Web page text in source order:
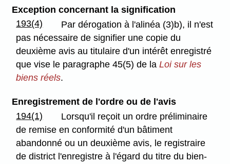
Exception concernant la signification
193(4)
Par dérogation à l'alinéa (3)b), il n'est
pas nécessaire de signifier une copie du
deuxième avis au titulaire d'un intérêt enregistré
que vise le paragraphe 45(5) de laLoi sur les
biens réels.
Enregistrement de l'ordre ou de l'avis
194(1)
Lorsqu'il reçoit un ordre préliminaire
de remise en conformité d'un bâtiment
abandonné ou un deuxième avis, le registraire
de district l'enregistre à l'égard du titre du bien-